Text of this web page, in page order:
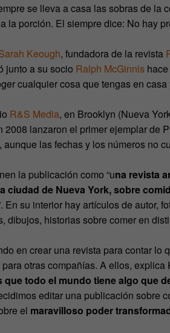
se lleva a casa las sobras de la
la porción. El siempre dice: No hay
Keough, fundadora de la revista
junto a su socio Ralph McGinnis
cualquier cosa que tengas en
R&S Media, en Brooklyn (Nueva
2008 lanzaron el primer ejemplar de
aunque las fechas y los números no
la publicación como “una revista
ciudad de Nueva York, sobre
En su interior hay artículos de autor,
dibujos, historias sobre comer en
en crear una revista para contar
otras compañías. A ellos, explica
que todo el mundo tiene algo que
editar una publicación sobre
el maravilloso poder